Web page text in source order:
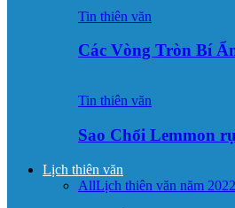
Tin thiên văn
Các Vòng Tròn Bí
Tin thiên văn
Sao Chổi Lemmon
Lịch thiên văn
AllLịch thiên văn năm 2022